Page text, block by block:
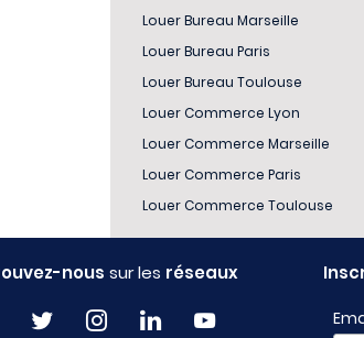
Louer Bureau Marseille
Louer Bureau Paris
Louer Bureau Toulouse
Louer Commerce Lyon
Louer Commerce Marseille
Louer Commerce Paris
Louer Commerce Toulouse
nous sur les réseaux